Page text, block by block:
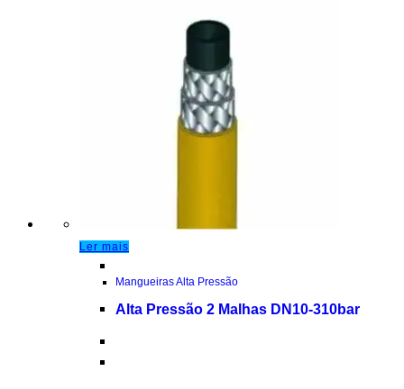
Ler mais
Mangueiras Alta Pressão
Alta Pressão 2 Malhas DN10-310bar